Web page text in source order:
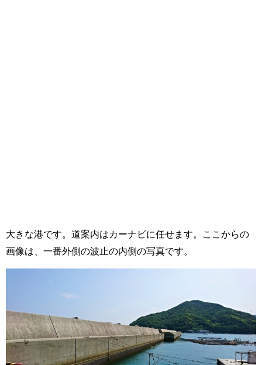
大きな港です。道案内はカーナビに任せます。ここからの
画像は、一番外側の波止の内側の写真です。